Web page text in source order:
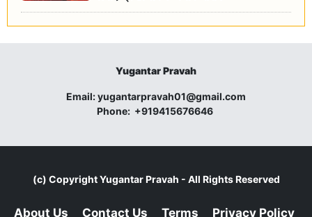
Yugantar Pravah
Email:yugantarpravah01@gmail.com
Phone: +919415676646
(c) CopyrightYugantar Pravah - All Rights Reserved
About Us Contact Us Terms Privacy Policy